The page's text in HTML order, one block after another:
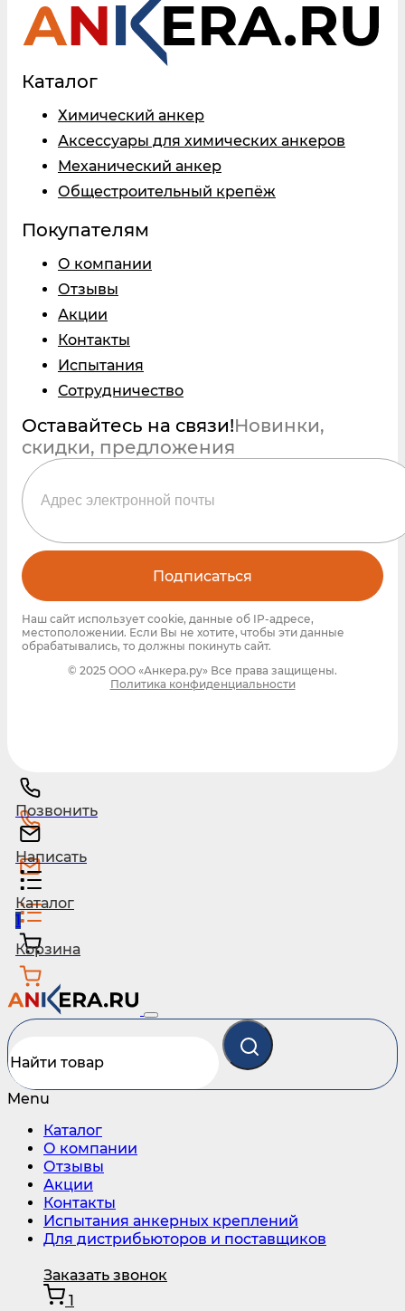
Каталог
Химический анкер
Аксессуары для химических анкеров
Механический анкер
Общестроительный крепёж
Покупателям
О компании
Отзывы
Акции
Контакты
Испытания
Сотрудничество
Оставайтесь на связи!Новинки,
скидки, предложения
Подписаться
Наш сайт использует cookie, данные об IP-адресе,
местоположении. Если Вы не хотите, чтобы эти данные
обрабатывались, то должны покинуть сайт.
© 2025 ООО «Анкера.ру» Все права защищены.
Политика конфиденциальности
Позвонить
Написать
Каталог
1
Корзина
Menu
Каталог
О компании
Отзывы
Акции
Контакты
Испытания анкерных креплений
Для дистрибьюторов и поставщиков
Заказать звонок
1